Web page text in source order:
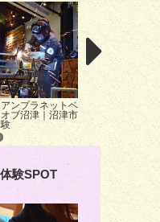
ンプラネットベ
ブ沼津｜沼津市
験
ぬまづ港の街
沼津市｜イベント
験SPOT